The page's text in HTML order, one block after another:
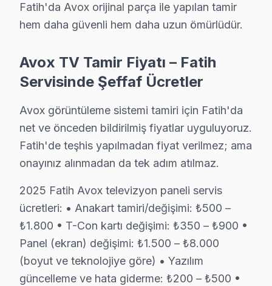
Balaban Ağa Mahallesi, farklı konut yapılarıyla
Balat, tarihi yapılarıyla ünlü bir mahalle olmasının
Beyazıt, hem tarihi hem de modern yaşamın iç içe
Binbirdirek'te Avox TV Servisi
Binbirdirek Mahallesi, tarihi dokusuyla beraber
Cankurtaran'da Avox TV Servisi
Cankurtaran, hem tarihi güzellikleri hem de elektrik
Cerrahpaşa'da Avox TV Servisi
Cerrahpaşa Mahallesi, tarihi ve modern unsurların
Fatih'da Avox orijinal parça ile yapılan tamir
hem daha güvenli hem daha uzun ömürlüdür.
Avox TV Tamir Fiyatı – Fatih
Servisinde Şeffaf Ücretler
Avox görüntüleme sistemi tamiri için Fatih'da
net ve önceden bildirilmiş fiyatlar uyguluyoruz.
Fatih'de teşhis yapılmadan fiyat verilmez; ama
onayınız alınmadan da tek adım atılmaz.
2025 Fatih Avox televizyon paneli servis
ücretleri: • Anakart tamiri/değişimi: ₺500 –
₺1.800 • T-Con kartı değişimi: ₺350 – ₺900 •
Panel (ekran) değişimi: ₺1.500 – ₺8.000
(boyut ve teknolojiye göre) • Yazılım
güncelleme ve hata giderme: ₺200 – ₺500 •